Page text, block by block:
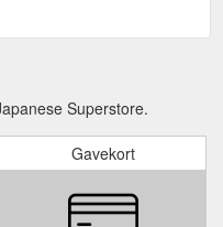
Superstore.
Gavekort